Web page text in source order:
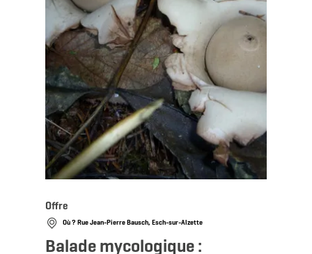
Offre
Où ? Rue Jean-Pierre Bausch, Esch-sur-Alzette
Balade mycologique :